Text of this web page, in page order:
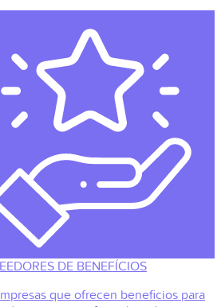
DE BENEFÍCIOS
que ofrecen beneficios para